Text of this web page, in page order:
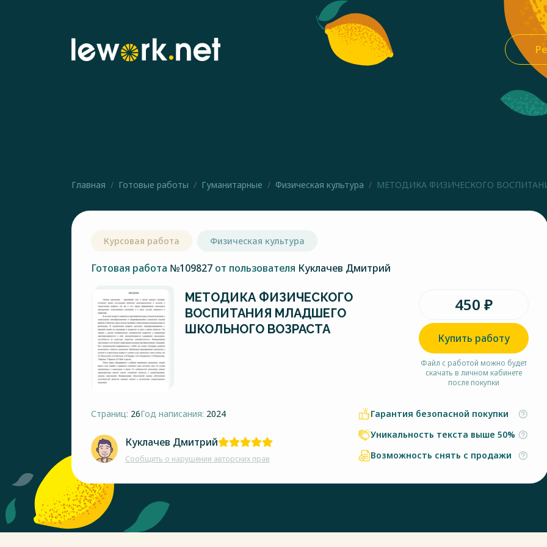
Главная Готовые работы Гуманитарные Физическая культура МЕТОДИКА ФИЗИЧЕСКОГО
Курсовая работа Физическая культура
Готовая работа №109827 от пользователя Куклачев Дмитрий
МЕТОДИКА ФИЗИЧЕСКОГО
ВОСПИТАНИЯ МЛАДШЕГО
ШКОЛЬНОГО ВОЗРАСТА
450 ₽
Купить работу
Файл с работой можно будет
скачать в личном кабинете
после покупки
Страниц: 26Год написания: 2024
Куклачев Дмитрий
Сообщить о нарушении авторских прав
Гарантия безопасной покупки
Уникальность текста выше 50%
Возможность снять с продажи